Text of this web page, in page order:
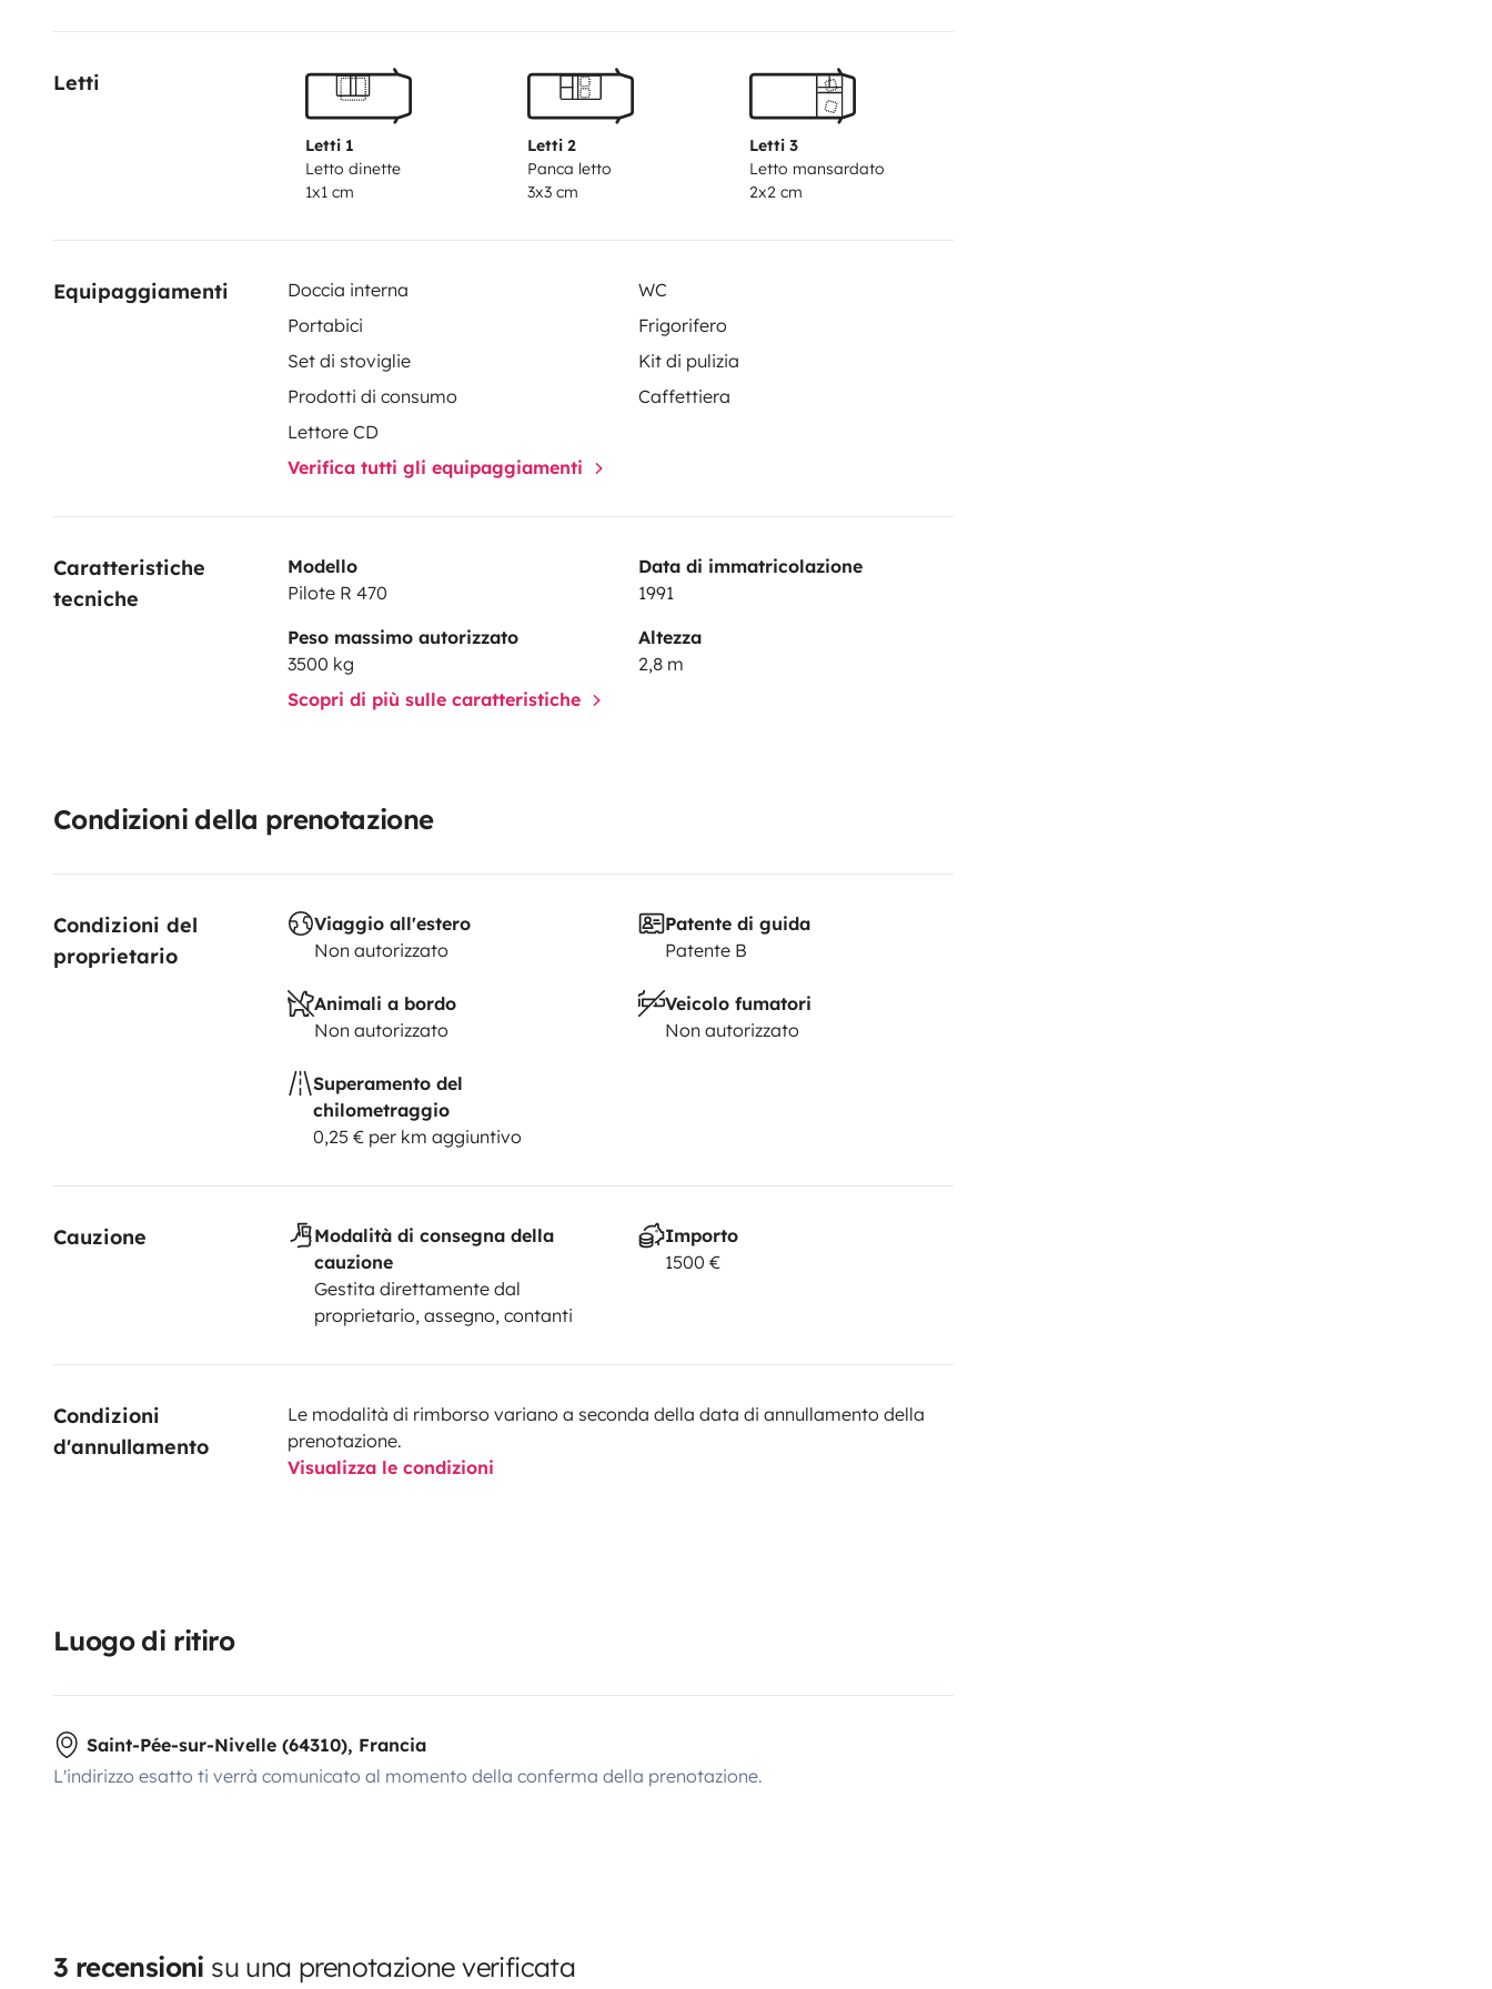
chaque couchage (x3)
Contactez nous pour voir sa disponibilité.
Letti
Letti 1
Letto dinette
1x1 cm
Letti 2
Panca letto
3x3 cm
Letti 3
Letto mansardato
2x2 cm
Equipaggiamenti Doccia interna
WC
Portabici
Frigorifero
Set di stoviglie
Kit di pulizia
Prodotti di consumo
Caffettiera
Lettore CD
Verifica tutti gli equipaggiamenti
Caratteristiche
tecniche
Modello
Pilote R 470
Data di immatricolazione
1991
Peso massimo autorizzato
3500 kg
Altezza
2,8 m
Scopri di più sulle caratteristiche
Condizioni della prenotazione
Condizioni del
proprietario
Viaggio all'estero
Non autorizzato
Patente di guida
Patente B
Animali a bordo
Non autorizzato
Veicolo fumatori
Non autorizzato
Superamento del
chilometraggio
0,25 € per km aggiuntivo
Cauzione
Modalità di consegna della
cauzione
Gestita direttamente dal
proprietario, assegno, contanti
Importo
1500 €
Condizioni
d'annullamento
Le modalità di rimborso variano a seconda della data di annullamento della
prenotazione.
Visualizza le condizioni
Luogo di ritiro
Saint-Pée-sur-Nivelle (64310), Francia
L'indirizzo esatto ti verrà comunicato al momento della conferma della prenotazione.
3 recensioni su una prenotazione verificata